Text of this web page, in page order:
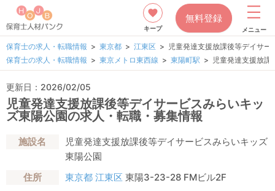
キープ
無料登録
メニュー
保育士の求人・転職情報 東京都 江東区
児童発達支援放課後等デイサ
保育士の求人・転職情報
東京メトロ東西線 東陽町駅 児童発達支援放課
更新日：2026/02/05
児童発達支援放課後等デイサービスみらいキッ
ズ東陽公園の求人・転職・募集情報
施設名
児童発達支援放課後等デイサービスみらいキッズ
東陽公園
住所
東京都 江東区 東陽3-23-28 FMビル2F